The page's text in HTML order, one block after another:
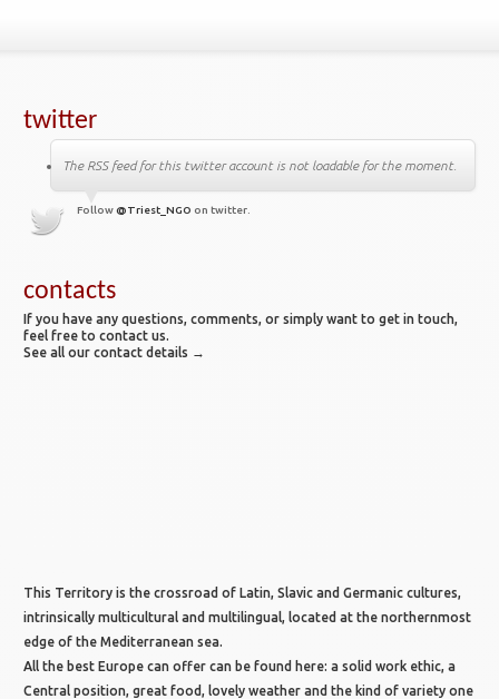
twitter
The RSS feed for this twitter account is not loadable for the moment.
Follow @Triest_NGO on twitter.
contacts
If you have any questions, comments, or simply want to get in touch,
feel free to contact us.
See all our contact details →
This Territory is the crossroad of Latin, Slavic and Germanic cultures,
intrinsically multicultural and multilingual, located at the northernmost
edge of the Mediterranean sea.
All the best Europe can offer can be found here: a solid work ethic, a
Central position, great food, lovely weather and the kind of variety one